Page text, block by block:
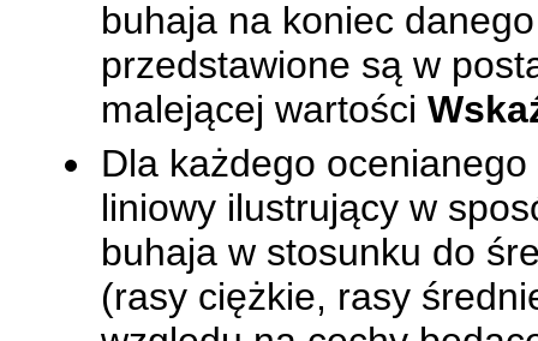
buhaja na koniec
przedstawione są w
malejącej wartości
Dla każdego
liniowy ilustrujący w
buhaja w stosunku do
(rasy ciężkie, rasy